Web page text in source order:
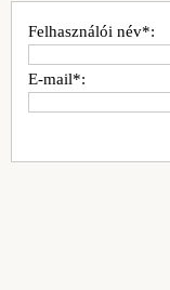
Felhasználói név*:
E-mail*: